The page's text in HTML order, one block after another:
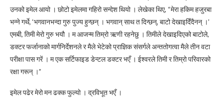
उनको इमेल आयो । छोटो इमेलमा गहिरो सन्देश थियो । लेखेका थिए, “मेरा हकिम हजुरबा
भन्ने गर्थे, ‘भगवानभन्दा गुरु पुज्य हुन्छन् । भगवान् साथ त दिन्छन्, बाटो देखाइदिँदैनन् ।’
एमबी, तिमी मेरो गुरु भयौ । म आजन्म तिम्रो ऋणी रहनेछु । तिमीले देखाइदिएको बाटोले,
डक्टर फर्जानाको मार्गनिर्देशनले र मैले भेटेको प्राज्ञिक संसर्गले अन्ततोगत्वा मैले तीन वटा
परीक्षा पास गरें । म एक सर्टिफाइड डेन्टल डक्टर भएँ । ईश्वरले तिमी र तिम्रो परिवारको
रक्षा गरून् ।”
इमेल पढेर मेरो मन ढक्क फुल्यो । द्रविभूत भएँ ।